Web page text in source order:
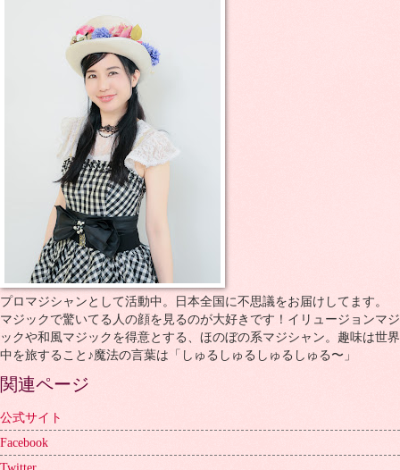
プロマジシャンとして活動中。日本全国に不思議をお届けしてます。
マジックで驚いてる人の顔を見るのが大好きです！イリュージョンマジ
ックや和風マジックを得意とする、ほのぼの系マジシャン。趣味は世界
中を旅すること♪魔法の言葉は「しゅるしゅるしゅるしゅる〜」
関連ページ
公式サイト
Facebook
Twitter